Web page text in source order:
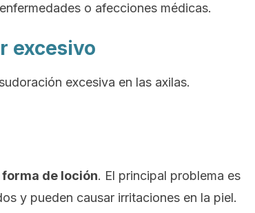
o afecciones médicas.
excesivo
excesiva en las axilas.
de loción. El principal problema es
y pueden causar irritaciones en la piel.